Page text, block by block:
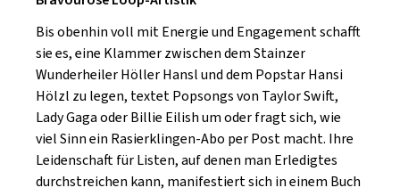
Bis obenhin voll mit Energie und Engagement schafft
sie es, eine Klammer zwischen dem Stainzer
Wunderheiler Höller Hansl und dem Popstar Hansi
Hölzl zu legen, textet Popsongs von Taylor Swift,
Lady Gaga oder Billie Eilish um oder fragt sich, wie
viel Sinn ein Rasierklingen-Abo per Post macht. Ihre
Leidenschaft für Listen, auf denen man Erledigtes
durchstreichen kann, manifestiert sich in einem Buch